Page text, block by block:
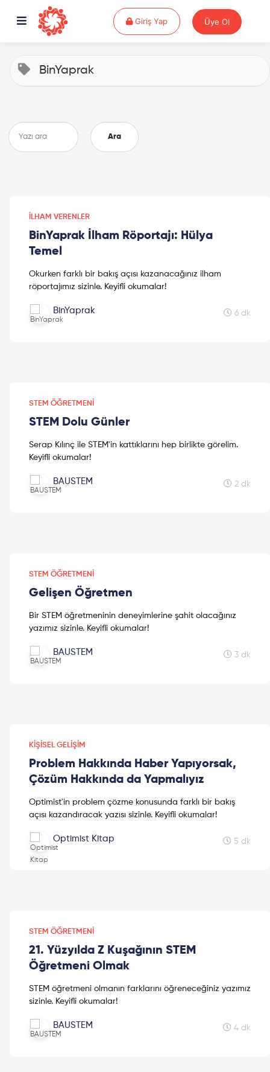
Giriş YapGiriş Yap Üye Ol
BinYaprak
Ara
İLHAM VERENLER
BinYaprak İlham Röportajı: Hülya
Temel
Okurken farklı bir bakış açısı kazanacağınız ilham
röportajımız sizinle. Keyifli okumalar!
BinYaprak 6 dk
STEM ÖĞRETMENI
STEM Dolu Günler
Serap Kılınç ile STEM'in kattıklarını hep birlikte görelim.
Keyifli okumalar!
BAUSTEM 2 dk
STEM ÖĞRETMENI
Gelişen Öğretmen
Bir STEM öğretmeninin deneyimlerine şahit olacağınız
yazımız sizinle. Keyifli okumalar!
BAUSTEM 3 dk
KIŞISEL GELIŞIM
Problem Hakkında Haber Yapıyorsak,
Çözüm Hakkında da Yapmalıyız
Optimist'in problem çözme konusunda farklı bir bakış
açısı kazandıracak yazısı sizinle. Keyifli okumalar!
Optimist Kitap 5 dk
STEM ÖĞRETMENI
21. Yüzyılda Z Kuşağının STEM
Öğretmeni Olmak
STEM öğretmeni olmanın farklarını öğreneceğiniz yazımız
sizinle. Keyifli okumalar!
BAUSTEM 4 dk